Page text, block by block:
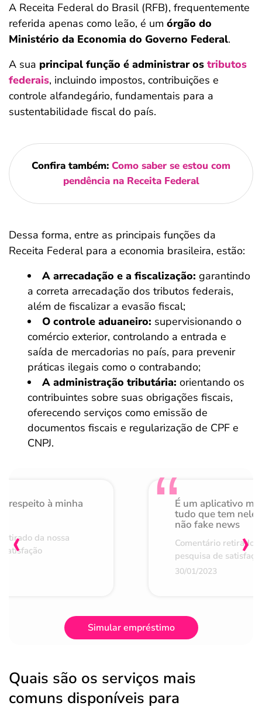
A Receita Federal do Brasil (RFB), frequentemente
referida apenas como leão, é um órgão do
Ministério da Economia do Governo Federal.
A sua principal função é administrar os tributos
federais, incluindo impostos, contribuições e
controle alfandegário, fundamentais para a
sustentabilidade fiscal do país.
Confira também: Como saber se estou com
pendência na Receita Federal
Dessa forma, entre as principais funções da
Receita Federal para a economia brasileira, estão:
A arrecadação e a fiscalização: garantindo
a correta arrecadação dos tributos federais,
além de fiscalizar a evasão fiscal;
O controle aduaneiro: supervisionando o
comércio exterior, controlando a entrada e
saída de mercadorias no país, para prevenir
práticas ilegais como o contrabando;
A administração tributária: orientando os
contribuintes sobre suas obrigações fiscais,
oferecendo serviços como emissão de
documentos fiscais e regularização de CPF e
CNPJ.
respeito à minha
da nossa
É um aplicativo
tudo que tem nele
não fake news
Comentário retirado
pesquisa de
30/01/2023
‹ ›
Simular empréstimo
Quais são os serviços mais
comuns disponíveis para